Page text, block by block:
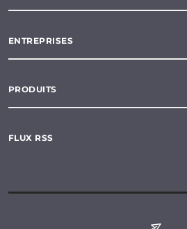
ENTREPRISES
PRODUITS
FLUX RSS